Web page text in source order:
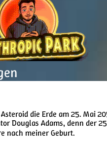
die Erde am 25. Mai
Douglas Adams, denn der
nach meiner Geburt.